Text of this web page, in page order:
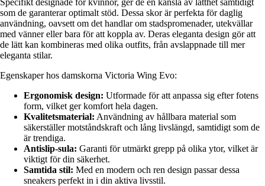
som de garanterar optimalt stöd. Dessa skor är perfekta för daglig
användning, oavsett om det handlar om stadspromenader, utekvällar
med vänner eller bara för att koppla av. Deras eleganta design gör att
de lätt kan kombineras med olika outfits, från avslappnade till mer
eleganta stilar.
Egenskaper hos damskorna Victoria Wing Evo:
Ergonomisk design: Utformade för att anpassa sig efter fotens
form, vilket ger komfort hela dagen.
Kvalitetsmaterial: Användning av hållbara material som
säkerställer motståndskraft och lång livslängd, samtidigt som de
är trendiga.
Antislip-sula: Garanti för utmärkt grepp på olika ytor, vilket är
viktigt för din säkerhet.
Samtida stil: Med en modern och ren design passar dessa
sneakers perfekt in i din aktiva livsstil.